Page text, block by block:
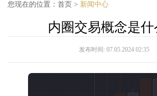
您现在的位置： 首页 > 新闻中心
内圈交易概念是什
发布时间: 07.05.2024 02:35